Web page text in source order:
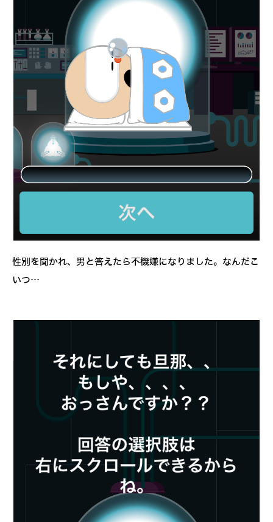
性別を聞かれ、男と答えたら不機嫌になりました。なんだこ
いつ…